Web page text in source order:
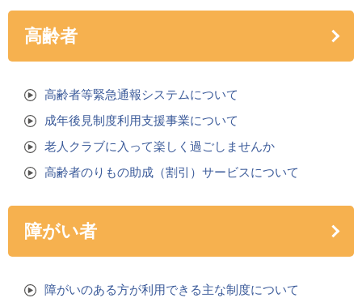
高齢者
高齢者等緊急通報システムについて
成年後見制度利用支援事業について
老人クラブに入って楽しく過ごしませんか
高齢者のりもの助成（割引）サービスについて
障がい者
障がいのある方が利用できる主な制度について